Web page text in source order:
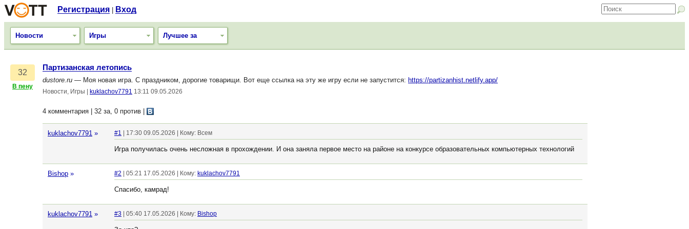
Регистрация Вход
Новости Игры Лучшее за
32
В пену
Партизанская летопись
dustore.ru — Моя новая игра. С праздником, дорогие товарищи. Вот еще ссылка на эту же игру если не запустится: https://partizanhist.netlify.app/
Новости, Игры kuklachov7791 13:11 09.05.2026
4 комментария | 32 за, 0 против
kuklachov7791 » #1 | 17:30 09.05.2026 | Кому: Всем
Игра получилась очень несложная в прохождении. И она заняла первое место на районе на конкурсе образовательных компьютерных технологий
Bishop » #2 | 05:21 17.05.2026 | Кому: kuklachov7791
Спасибо, камрад!
kuklachov7791 » #3 | 05:40 17.05.2026 | Кому: Bishop